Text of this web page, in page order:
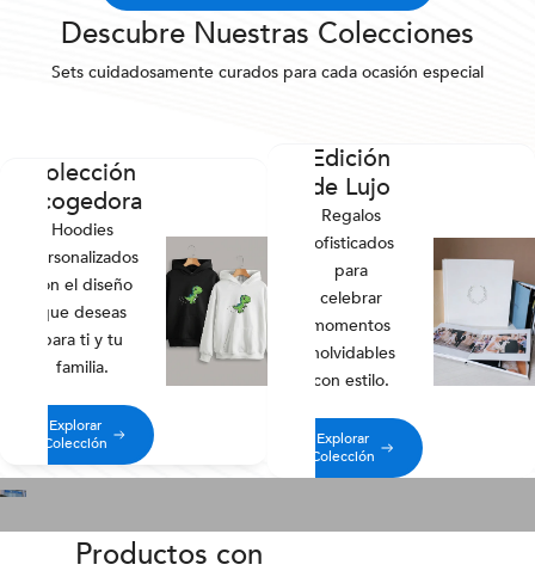
Descubre Nuestras Colecciones
Sets cuidadosamente curados para cada ocasión especial
Colección
Acogedora
Hoodies
personalizados
con el diseño
que deseas
para ti y tu
familia.
Explorar
Colección
Edición
de Lujo
Regalos
sofisticados
para
celebrar
momentos
inolvidables
con estilo.
Explorar
Colección
Productos con